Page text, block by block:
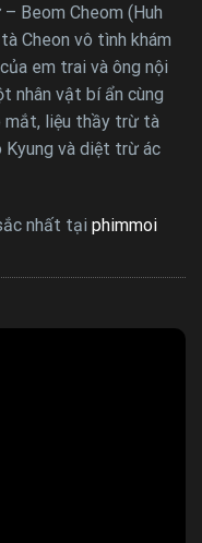
Beom Cheom (Huh
Cheon vô tình khám
em trai và ông nội
nhân vật bí ẩn cùng
mắt, liệu thầy trừ tà
Kyung và diệt trừ ác
nhất tại phimmoi